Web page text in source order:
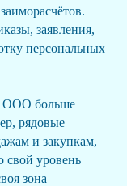
заявления,
персональных
ООО больше
рядовые
и закупкам,
свой уровень
зона